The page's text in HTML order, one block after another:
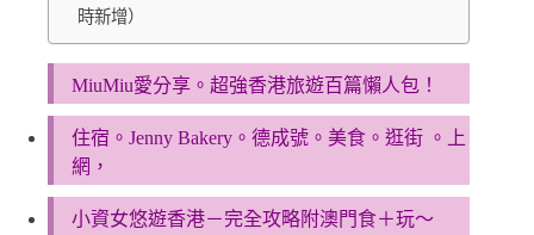
時新增）
MiuMiu愛分享。超強香港旅遊百篇懶人包！
住宿。Jenny Bakery。德成號。美食。逛街 。上
網，
小資女悠遊香港－完全攻略附澳門食＋玩～